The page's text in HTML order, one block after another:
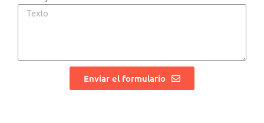
Enviar el formulario